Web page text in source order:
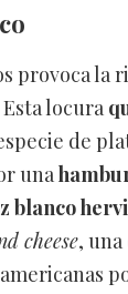
provoca la
locura
de
una
blanco
cheese, una
americanas